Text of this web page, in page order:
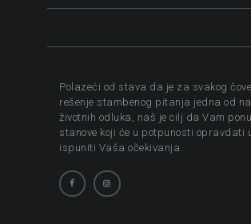
Polazeći od stava da je za svakog
rešenje stambenog pitanja jedna od
životnih odluka, naš je cilj da Vam
stanove koji će u potpunosti opravdati
ispuniti Vaša očekivanja.